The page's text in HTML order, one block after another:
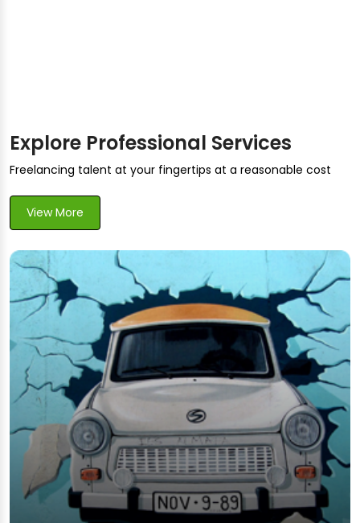
Explore Professional Services
Freelancing talent at your fingertips at a reasonable cost
View More